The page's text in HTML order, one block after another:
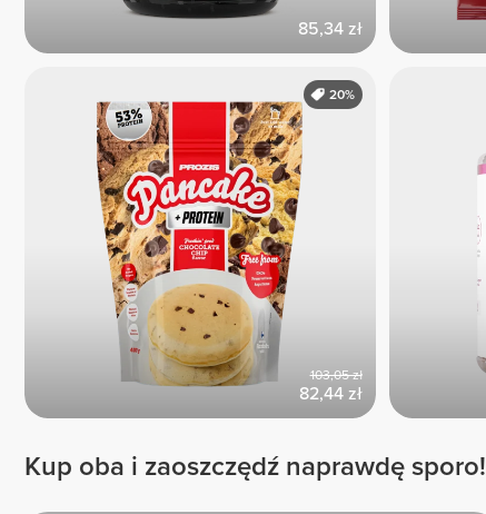
85,34 zł
82,44 zł
103,05 zł
20%
Kup oba i zaoszczędź naprawdę sporo!